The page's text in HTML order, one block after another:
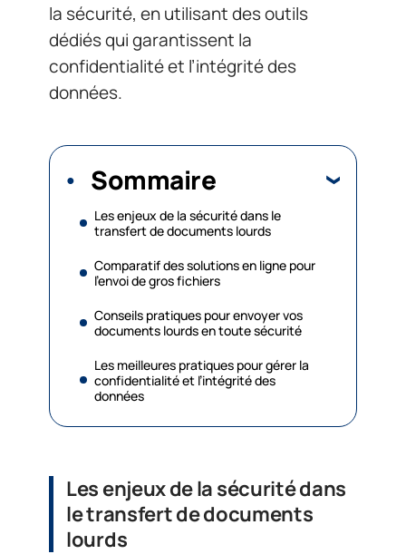
la sécurité, en utilisant des outils
dédiés qui garantissent la
confidentialité et l’intégrité des
données.
Sommaire
Les enjeux de la sécurité dans le
transfert de documents lourds
Comparatif des solutions en ligne pour
l’envoi de gros fichiers
Conseils pratiques pour envoyer vos
documents lourds en toute sécurité
Les meilleures pratiques pour gérer la
confidentialité et l’intégrité des
données
Les enjeux de la sécurité dans
le transfert de documents
lourds